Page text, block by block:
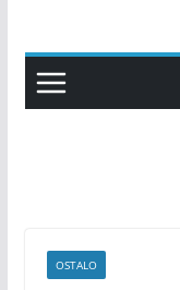
content
OSTALO